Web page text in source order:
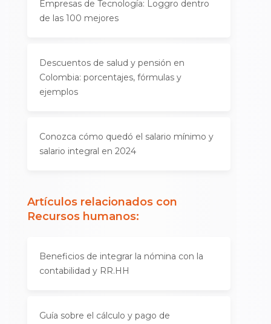
Empresas de Tecnología: Loggro dentro
de las 100 mejores
Descuentos de salud y pensión en
Colombia: porcentajes, fórmulas y
ejemplos
Conozca cómo quedó el salario mínimo y
salario integral en 2024
Artículos relacionados con
Recursos humanos:
Beneficios de integrar la nómina con la
contabilidad y RR.HH
Guía sobre el cálculo y pago de